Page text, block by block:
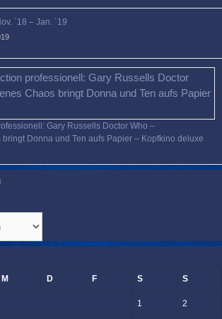
´18 – Jan. ´19
Gary Russells Doctor Who –
Donna und Ten aufs Papier – Kopfkino deluxe
M D F S S
1 2